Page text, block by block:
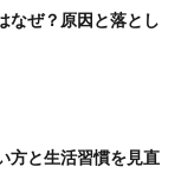
なぜ？原因と落とし
方と生活習慣を見直